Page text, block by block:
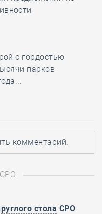
с гордостью
парков
комментарий.
стола СРО